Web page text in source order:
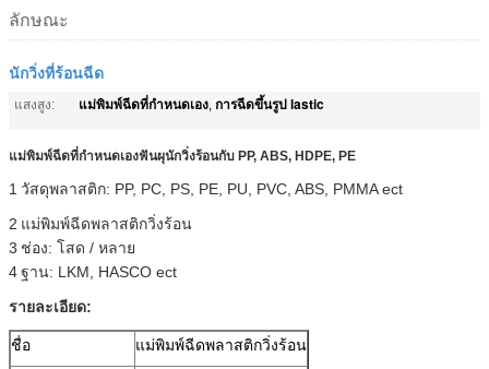
ลักษณะ
นักวิ่งที่ร้อนฉีด
แสงสูง: แม่พิมพ์ฉีดที่กำหนดเอง, การฉีดขึ้นรูป lastic
แม่พิมพ์ฉีดที่กำหนดเองฟันผุนักวิ่งร้อนกับ PP, ABS, HDPE, PE
1 วัสดุพลาสติก: PP, PC, PS, PE, PU, PVC, ABS, PMMA ect
2 แม่พิมพ์ฉีดพลาสติกวิ่งร้อน
3 ช่อง: โสด / หลาย
4ฐาน: LKM, HASCO ect
รายละเอียด:
ชื่อ
แม่พิมพ์ฉีดพลาสติกวิ่งร้อน